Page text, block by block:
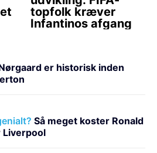
er historisk inden
Så meget koster Ronald